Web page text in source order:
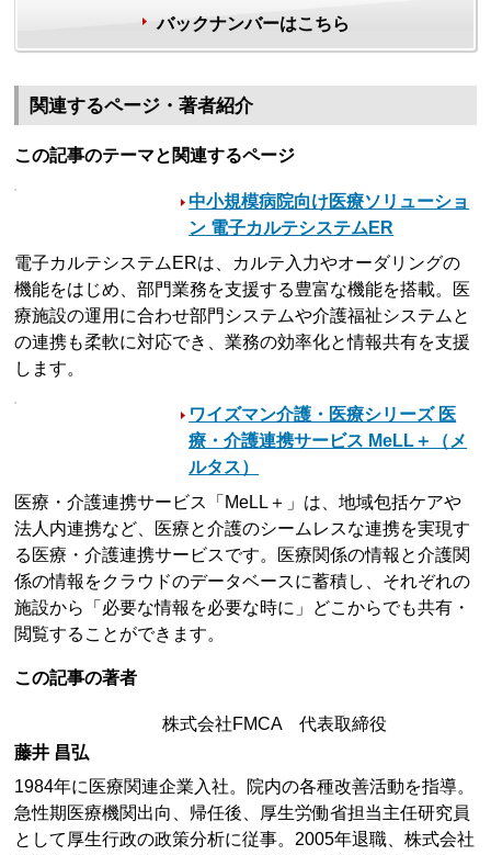
バックナンバーはこちら
関連するページ・著者紹介
この記事のテーマと関連するページ
中小規模病院向け医療ソリューショ
ン 電子カルテシステムER
電子カルテシステムERは、カルテ入力やオーダリングの
機能をはじめ、部門業務を支援する豊富な機能を搭載。医
療施設の運用に合わせ部門システムや介護福祉システムと
の連携も柔軟に対応でき、業務の効率化と情報共有を支援
します。
ワイズマン介護・医療シリーズ 医
療・介護連携サービス MeLL＋（メ
ルタス）
医療・介護連携サービス「MeLL＋」は、地域包括ケアや
法人内連携など、医療と介護のシームレスな連携を実現す
る医療・介護連携サービスです。医療関係の情報と介護関
係の情報をクラウドのデータベースに蓄積し、それぞれの
施設から「必要な情報を必要な時に」どこからでも共有・
閲覧することができます。
この記事の著者
株式会社FMCA 代表取締役
藤井 昌弘
1984年に医療関連企業入社。院内の各種改善活動を指導。
急性期医療機関出向、帰任後、厚生労働省担当主任研究員
として厚生行政の政策分析に従事。2005年退職、株式会社